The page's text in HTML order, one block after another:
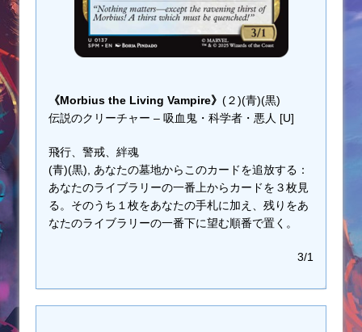
《Morbius the Living Vampire》 (２)(青)(黒)
伝説のクリーチャー – 吸血鬼・科学者・悪人 [U]
飛行、警戒、絆魂
(青)(黒), あなたの墓地からこのカードを追放する：
あなたのライブラリーの一番上からカードを３枚見
る。そのうち１枚をあなたの手札に加え、残りをあ
なたのライブラリーの一番下に望む順番で置く。
3/1